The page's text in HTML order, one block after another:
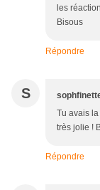
les
Bisous
Répondre
S
Tu avais
très jolie !
Répondre